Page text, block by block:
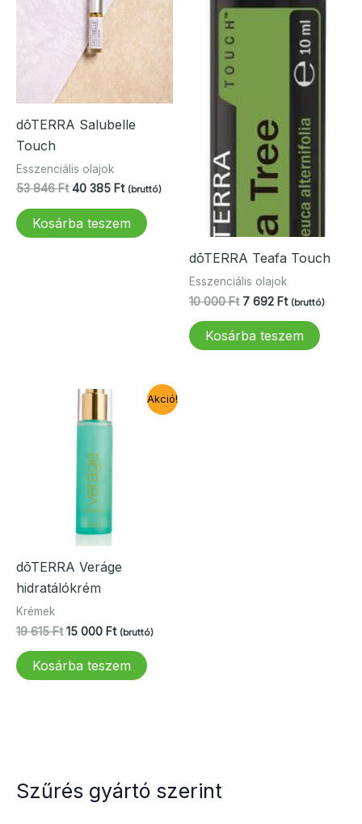
dōTERRA Salubelle
Touch
Esszenciális olajok
53 846Ft Original
was:
53
40 385 FtCurrent
40
(bruttó)
Kosárba teszem
dōTERRA Teafa Touch
Esszenciális olajok
10 000Ft Original
was:
10
7 692 FtCurrent
7
(bruttó)
Kosárba teszem
Akció!
dōTERRA Veráge
hidratálókrém
Krémek
19 615Ft Original
was:
19
15 000 FtCurrent
15
(bruttó)
Kosárba teszem
Szűrés gyártó szerint